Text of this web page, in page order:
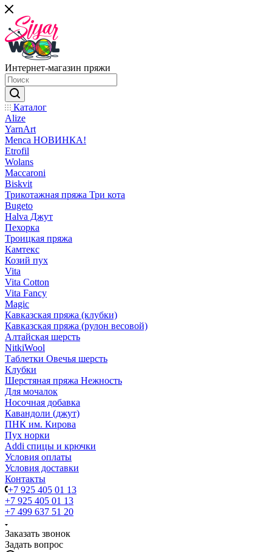
Интернет-магазин пряжи
Каталог
Alize
YarnArt
Menca НОВИНКА!
Etrofil
Wolans
Maccaroni
Biskvit
Трикотажная пряжа Три кота
Bugeto
Halva Джут
Пехорка
Троицкая пряжа
Камтекс
Козий пух
Vita
Vita Cotton
Vita Fancy
Magic
Кавказская пряжа (клубки)
Кавказская пряжа (рулон весовой)
Алтайская шерсть
NitkiWool
Таблетки Овечья шерсть
Клубки
Шерстяная пряжа Нежность
Для мочалок
Носочная добавка
Кавандоли (джут)
ПНК им. Кирова
Пух норки
Addi спицы и крючки
Условия оплаты
Условия доставки
Контакты
+7 925 405 01 13
+7 925 405 01 13
+7 499 637 51 20
Заказать звонок
Задать вопрос